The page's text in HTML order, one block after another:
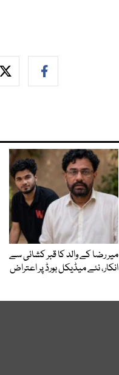
میر رضا کے والد کا قبر کشائی سے
انکار، نئے میڈیکل بورڈ پر اعتراض